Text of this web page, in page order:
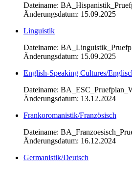
Dateiname:
Änderungsdatum: 15.09.2025
Linguistik
Dateiname:
Änderungsdatum: 15.09.2025
English-Speaking Cultures/
Dateiname:
Änderungsdatum: 13.12.2024
Frankoromanistik/Französisch
Dateiname:
Änderungsdatum: 16.12.2024
Germanistik/Deutsch